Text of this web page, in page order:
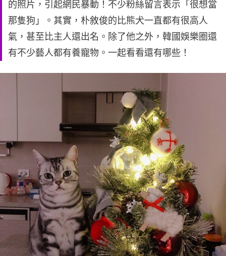
的照片，引起網民暴動！不少粉絲留言表示「很想當
那隻狗」。其實，朴敘俊的比熊犬一直都有很高人
氣，甚至比主人還出名。除了他之外，韓國娛樂圈還
有不少藝人都有養寵物。一起看看還有哪些！